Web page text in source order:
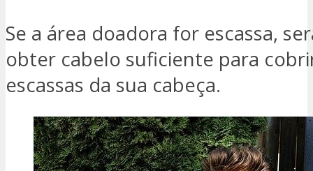
Se a área doadora for escassa,
obter cabelo suficiente para
escassas da sua cabeça.